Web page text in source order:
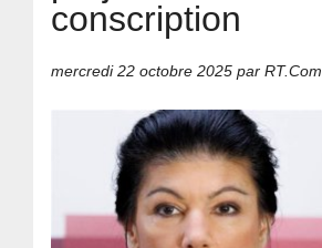
conscription
mercredi 22 octobre 2025 par RT.Com